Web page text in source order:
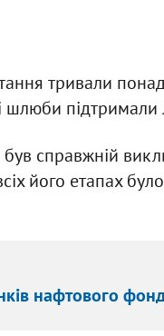
тривали
підтримали
справжній
його етапах
нафтового